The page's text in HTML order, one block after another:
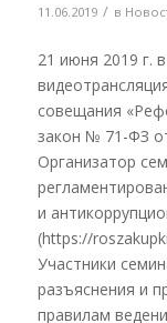
11.06.2019 / в
21 июня 2019 г.
совещания
закон № 71-ФЗ
Организатор
и
(https://
Участники
разъяснения и
правилам